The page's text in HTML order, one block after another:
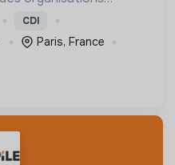
afin d'œuvrer
CDI
Paris, France